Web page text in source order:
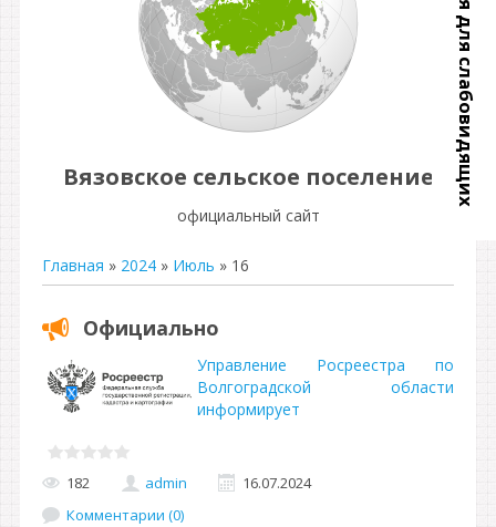
Версия для слабовидящих
Вязовское сельское поселение
официальный сайт
Главная » 2024 » Июль » 16
Официально
Управление Росреестра по
Волгоградской области
информирует
182 admin
16.07.2024
Комментарии (0)